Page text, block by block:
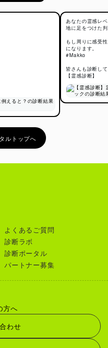
あなたの霊感レ
地に足をつけた
もし周りに感受
になります。
#Makko
皆さんも診断し
【霊感診断】
ルトップへ
よくあるご質問
診断ラボ
診断ポータル
パートナー募集
方へ
わせ